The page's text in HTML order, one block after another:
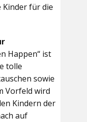
für die
Happen“ ist
tolle
sowie
Vorfeld wird
Kindern der
auf